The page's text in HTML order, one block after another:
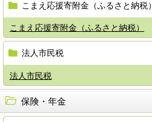
こまえ応援寄附金（ふるさと納税）
こまえ応援寄附金（ふるさと納税）
法人市民税
法人市民税
保険・年金